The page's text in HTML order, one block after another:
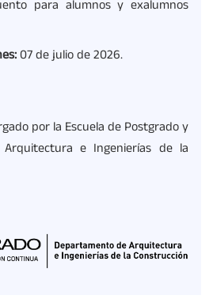
para alumnos y exalumnos
07 de julio de 2026.
por la Escuela de Postgrado y
e Ingenierías de la